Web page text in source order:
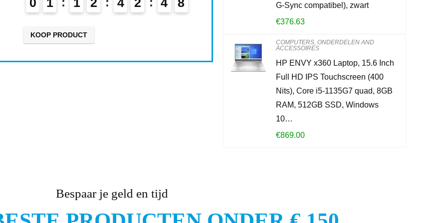
KOOP PRODUCT
G-Sync compatibel), zwart
€376.63
COMPUTERS, ONDERDELEN AND
ACCESSOIRES
HP ENVY x360 Laptop, 15.6 Inch
Full HD IPS Touchscreen (400
Nits), Core i5-1135G7 quad, 8GB
RAM, 512GB SSD, Windows
10…
€869.00
Bespaar je geld en tijd